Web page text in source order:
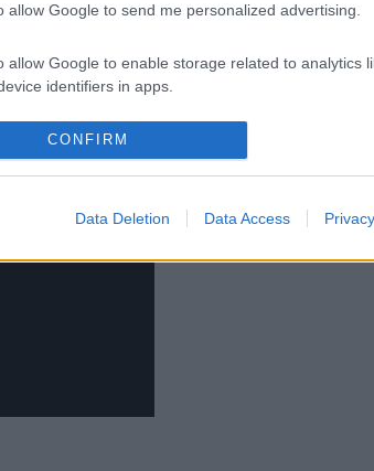
allow Google to send me personalized advertising.
allow Google to enable storage related to analytics
identifiers in apps.
allow Google to enable storage related to
CONFIRM
Data Deletion Data Access